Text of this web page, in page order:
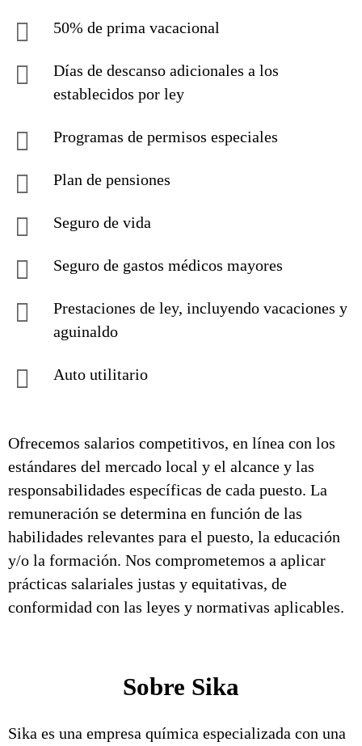
50% de prima vacacional
Días de descanso adicionales a los
establecidos por ley
Programas de permisos especiales
Plan de pensiones
Seguro de vida
Seguro de gastos médicos mayores
Prestaciones de ley, incluyendo vacaciones y
aguinaldo
Auto utilitario
Ofrecemos salarios competitivos, en línea con los
estándares del mercado local y el alcance y las
responsabilidades específicas de cada puesto. La
remuneración se determina en función de las
habilidades relevantes para el puesto, la educación
y/o la formación. Nos comprometemos a aplicar
prácticas salariales justas y equitativas, de
conformidad con las leyes y normativas aplicables.
Sobre Sika
Sika es una empresa química especializada con una